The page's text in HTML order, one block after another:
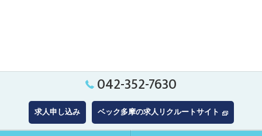
042-352-7630
求人申し込み ベック多摩の求人リクルートサイト